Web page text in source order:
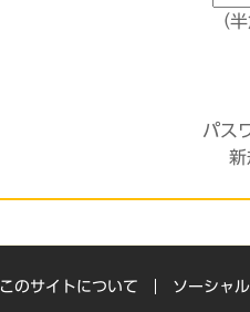
（
パス
新
このサイトについて ソーシャ